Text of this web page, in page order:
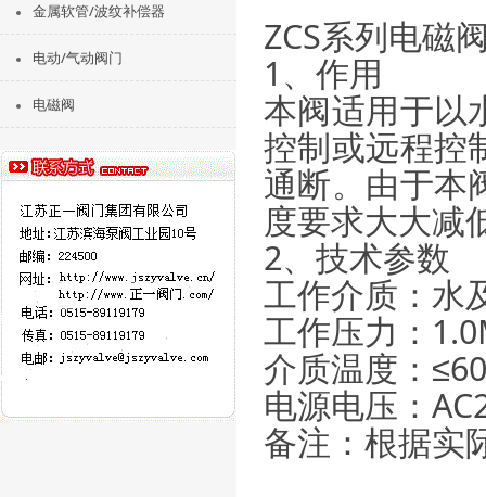
金属软管/波纹补偿器
电动/气动阀门
电磁阀
ZCS系列电磁
1、作用
本阀适用于以
控制或远程控
通断。由于本
度要求大大减
2、技术参数
工作介质：水
工作压力：
介质温度：
电源电压：
备注：根据实